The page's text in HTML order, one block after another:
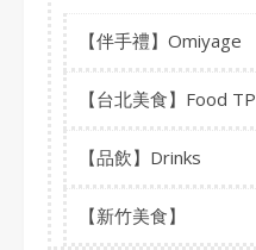
【伴手禮】Omiyage
【台北美食】Food TP
【品飲】Drinks
【新竹美食】